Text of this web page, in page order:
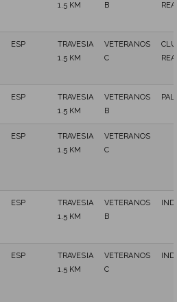
1.5 KM
B
ESP
TRAVESIA
1.5 KM
VETERANOS
C
ESP
TRAVESIA
1.5 KM
VETERANOS
B
ESP
TRAVESIA
1.5 KM
VETERANOS
C
ESP
TRAVESIA
1.5 KM
VETERANOS
B
ESP
TRAVESIA
1.5 KM
VETERANOS
C